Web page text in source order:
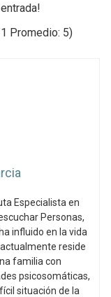
1 Promedio: 5)
Especialista en
Personas,
influido en la vida
reside
familia con
psicosomáticas,
situación de la